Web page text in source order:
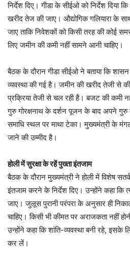
निर्देश दिए। गीडा के सीईओ को निर्देश दिया
खरीद तेज की जाए। औद्योगिक गलियारा के
जाए ताकि निवेशकों को किसी तरह की कोई
लिए जमीन की कमी नहीं सामने आनी चाहिए।
बैठक के दौरान गीडा सीईओ ने बताया कि
व्यवस्था की गई है। जमीन की खरीद तेजी से की
प्रक्रिया तेजी से चल रही है। बजट की कमी
गुरु गोरक्षनाथ के दर्शन पूजन के बाद अपने गुरु
समाधि स्थल पर माथा टेका। मुख्यमंत्री के
जाने की उम्मीद है।
होली में सुरक्षा के रहें पुख्ता इंतजाम
बैठक के दौरान मुख्यमंत्री ने होली में विशेष
इंतजाम करने के निर्देश दिए। उन्होंने कहा कि
जाए। जुलूस पुरानी परंपरा के अनुसार ही
चाहिए। किसी भी कीमत पर अराजकता नहीं
उन्होंने कहा कि शांति-व्यवस्था बनी रहे, इसके
कर लें।